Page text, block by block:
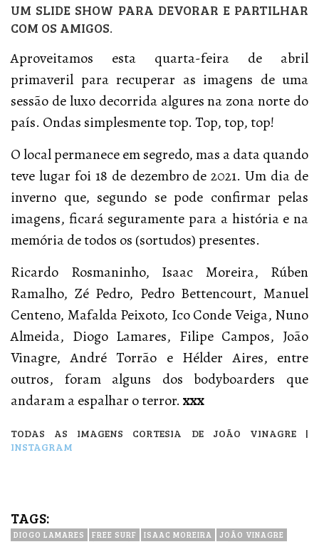
UM SLIDE SHOW PARA DEVORAR E PARTILHAR
COM OS AMIGOS.
Aproveitamos esta quarta-feira de abril
primaveril para recuperar as imagens de uma
sessão de luxo decorrida algures na zona norte do
país. Ondas simplesmente top. Top, top, top!
O local permanece em segredo, mas a data quando
teve lugar foi 18 de dezembro de 2021. Um dia de
inverno que, segundo se pode confirmar pelas
imagens, ficará seguramente para a história e na
memória de todos os (sortudos) presentes.
Ricardo Rosmaninho, Isaac Moreira, Rúben
Ramalho, Zé Pedro, Pedro Bettencourt, Manuel
Centeno, Mafalda Peixoto, Ico Conde Veiga, Nuno
Almeida, Diogo Lamares, Filipe Campos, João
Vinagre, André Torrão e Hélder Aires, entre
outros, foram alguns dos bodyboarders que
andaram a espalhar o terror. xxx
TODAS AS IMAGENS CORTESIA DE JOÃO VINAGRE |
INSTAGRAM
TAGS:
DIOGO LAMARES FREE SURF ISAAC MOREIRA
JOÃO VINAGRE